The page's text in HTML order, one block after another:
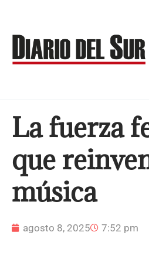
contenido
La fuerza
que
música
agosto 8, 2025 7:52 pm